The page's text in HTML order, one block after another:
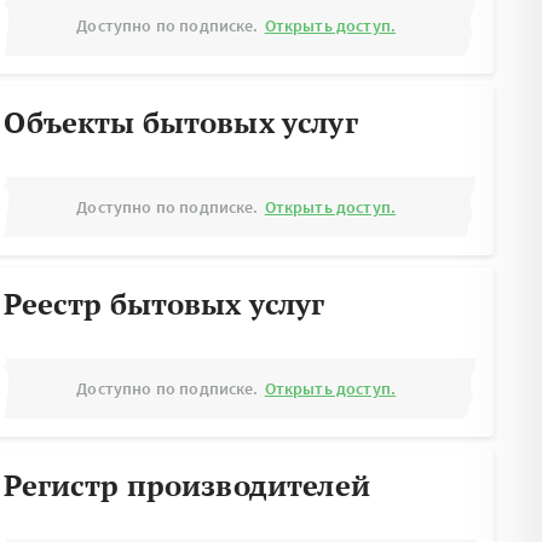
Доступно по подписке. Открыть доступ.
Объекты бытовых услуг
Доступно по подписке. Открыть доступ.
Реестр бытовых услуг
Доступно по подписке. Открыть доступ.
Регистр производителей